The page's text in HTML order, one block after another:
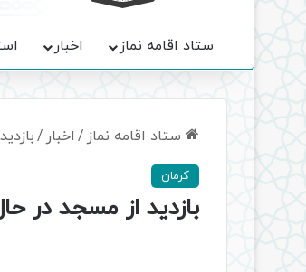
ستاد اقامه نماز اخبار
ستاد اقامه نماز / اخبار /
کرمان
بازدید از مسجد در